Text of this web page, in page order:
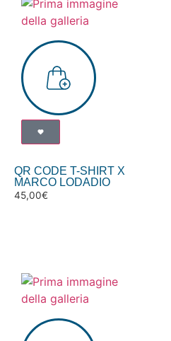
QR CODE T-SHIRT X
MARCO LODADIO
45,00€